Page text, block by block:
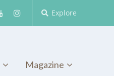
Explore
Magazine